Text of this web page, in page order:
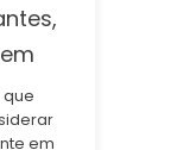
que
em